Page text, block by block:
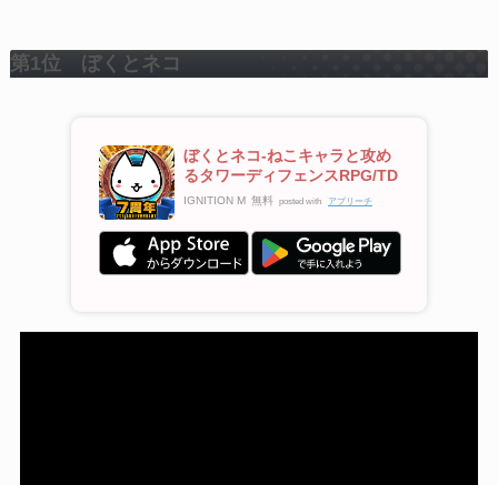
第1位 ぼくとネコ
ぼくとネコ-ねこキャラと攻め
るタワーディフェンスRPG/TD
IGNITION M 無料 posted with アプリーチ